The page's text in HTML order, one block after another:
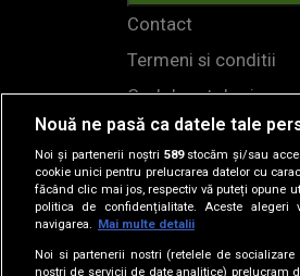
Contact
Termeni si conditii
Cod deontologic
Regulamente
Nouă ne pasă ca datele tale
Noi și partenerii noștri 589stocăm și/sau
cookie unici pentru prelucrarea datelor cu
făcând clic mai jos, respectiv vă puteți opune
politica de confidențialitate. Aceste
navigarea.
Mai multe detalii
Noi si partenerii nostri (retelele de
nostri de servicii de date analitice) prelucram